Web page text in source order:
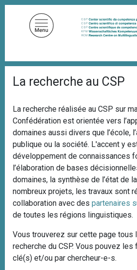
i
l
'
A
r
i
a
n
e
La recherche au CSP
La recherche réalisée au CSP sur
Confédération est orientée vers
domaines aussi divers que l’école,
publique ou la société. L'accent y
développement de connaissances
l’élaboration de bases
domaines, la synthèse de l’état de
nombreux projets, les travaux sont
collaboration avec des partenaires
de toutes les régions linguistiques.
Vous trouverez sur cette page tous
recherche du CSP. Vous pouvez
clé(s) et/ou par chercheur-e-s.